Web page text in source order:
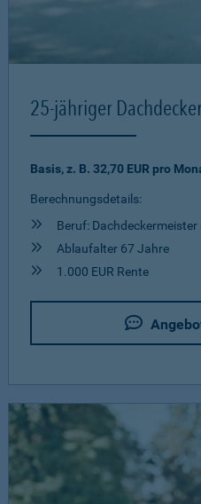
25-jähriger
Basis, z. B. 32,70 EUR pro
Berechnungsdetails:
Beruf: Dachdeckermeister
Ablaufalter 67 Jahre
1.000 EUR Rente